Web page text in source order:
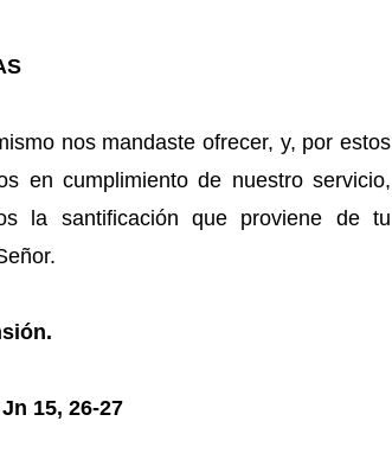
nos mandaste ofrecer, y, por estos
en cumplimiento de nuestro servicio,
la santificación que proviene de tu
15, 26-27